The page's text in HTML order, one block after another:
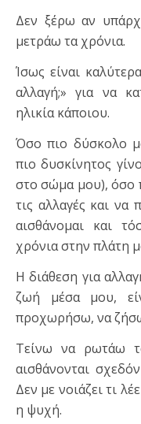
Δεν ξέρω αν
μετράω τα χρόνια.
Ίσως είναι
αλλαγή;» για να
ηλικία κάποιου.
Όσο πιο δύσκολο
πιο δυσκίνητος
στο σώμα μου), όσο
τις αλλαγές και
αισθάνομαι και
χρόνια στην πλάτη
Η διάθεση για
ζωή μέσα μου,
προχωρήσω, να
Τείνω να ρωτάω
αισθάνονται
Δεν με νοιάζει τι
η ψυχή.